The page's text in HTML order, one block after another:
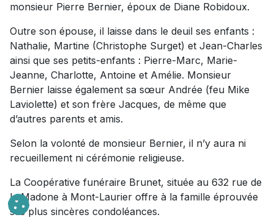
monsieur Pierre Bernier, époux de Diane Robidoux.
Outre son épouse, il laisse dans le deuil ses enfants :
Nathalie, Martine (Christophe Surget) et Jean-Charles
ainsi que ses petits-enfants : Pierre-Marc, Marie-
Jeanne, Charlotte, Antoine et Amélie. Monsieur
Bernier laisse également sa sœur Andrée (feu Mike
Laviolette) et son frère Jacques, de même que
d’autres parents et amis.
Selon la volonté de monsieur Bernier, il n’y aura ni
recueillement ni cérémonie religieuse.
La Coopérative funéraire Brunet, située au 632 rue de
la Madone à Mont-Laurier offre à la famille éprouvée
ses plus sincères condoléances.